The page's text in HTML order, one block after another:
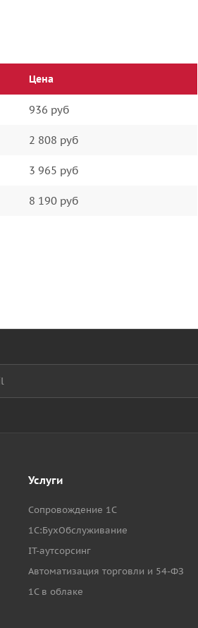
Цена
936 руб
2 808 руб
3 965 руб
8 190 руб
Услуги
Сопровождение 1С
1С:БухОбслуживание
IT-аутсорсинг
Автоматизация торговли и 54-ФЗ
1C в облаке